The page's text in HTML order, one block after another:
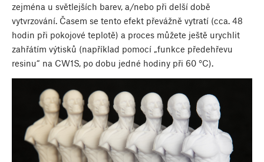
zejména u světlejších barev, a/nebo při delší době
vytvrzování. Časem se tento efekt převážně vytratí (cca. 48
hodin při pokojové teplotě) a proces můžete ještě urychlit
zahřátím výtisků (například pomocí „funkce předehřevu
resinu“ na CW1S, po dobu jedné hodiny při 60 °C).